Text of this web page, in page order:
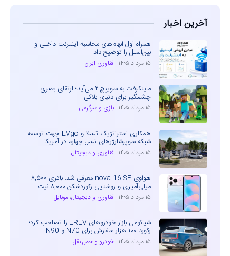
آخرین اخبار
همراه اول ابهام‌های محاسبه اینترنت داخلی و
بین‌الملل را توضیح داد
۱۵ مرداد ۱۴۰۵ فناوری ایران
ماینکرفت به سوییچ ۲ می‌آید؛ ارتقای بصری
چشمگیر برای دنیای بلاکی
۱۵ مرداد ۱۴۰۵ بازی و سرگرمی
همکاری استراتژیک تسلا و EVgo جهت توسعه
شبکه سوپرشارژرهای نسل چهارم در آمریکا
۱۵ مرداد ۱۴۰۵ فناوری و دیجیتال
هواوی nova 16 SE معرفی شد: باتری ۸,۵۰۰
میلی‌آمپری و روشنایی رکوردشکن ۸,۰۰۰ نیت
۱۵ مرداد ۱۴۰۵ فناوری و دیجیتال، موبایل
شیائومی بازار خودروهای EREV را تصاحب کرد؛
رکورد ۱۰۰ هزار سفارش برای N70 و N90
۱۵ مرداد ۱۴۰۵ خودرو و حمل نقل